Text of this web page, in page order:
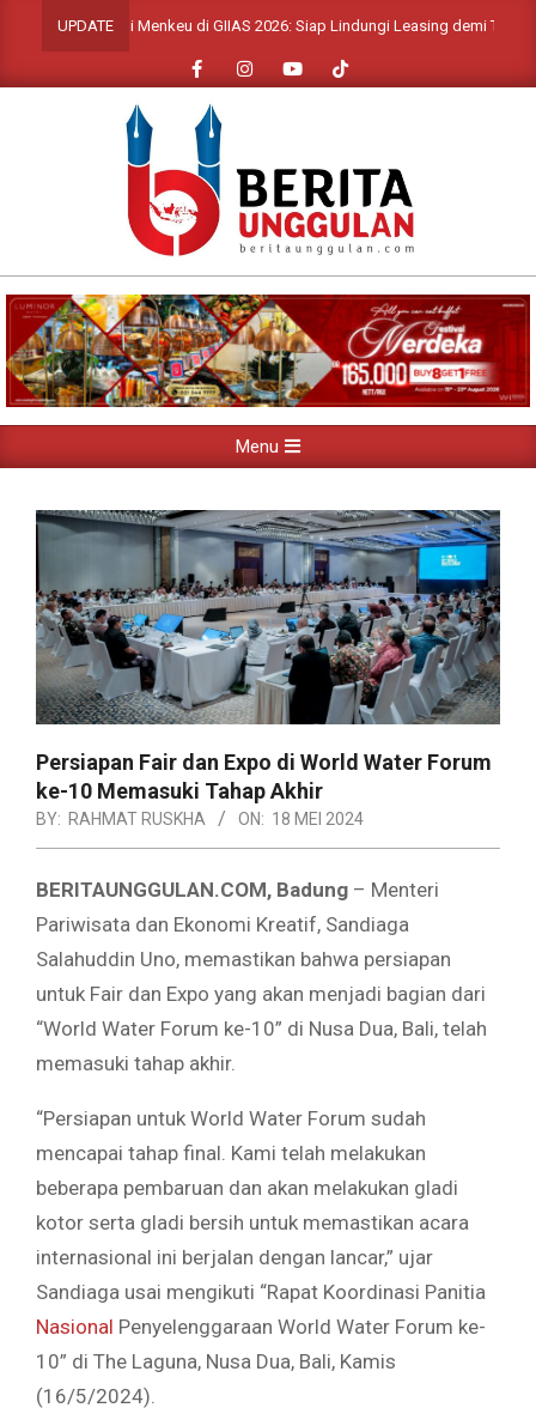
UPDATE
Strategi Menkeu di GIIAS 2026: Siap Lindungi Leasing demi Tekan Uang
Navigation
Menu
Persiapan Fair dan Expo di World Water Forum
ke-10 Memasuki Tahap Akhir
BY: RAHMAT RUSKHA ON: 18 MEI 2024
BERITAUNGGULAN.COM, Badung – Menteri
Pariwisata dan Ekonomi Kreatif, Sandiaga
Salahuddin Uno, memastikan bahwa persiapan
untuk Fair dan Expo yang akan menjadi bagian dari
“World Water Forum ke-10” di Nusa Dua, Bali, telah
memasuki tahap akhir.
“Persiapan untuk World Water Forum sudah
mencapai tahap final. Kami telah melakukan
beberapa pembaruan dan akan melakukan gladi
kotor serta gladi bersih untuk memastikan acara
internasional ini berjalan dengan lancar,” ujar
Sandiaga usai mengikuti “Rapat Koordinasi Panitia
Nasional Penyelenggaraan World Water Forum ke-
10” di The Laguna, Nusa Dua, Bali, Kamis
(16/5/2024).